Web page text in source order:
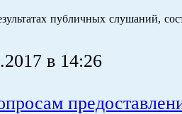
публичных слушаний,
в 14:26